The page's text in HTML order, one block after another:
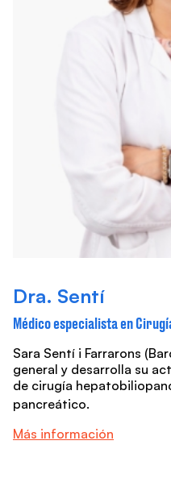
Dra. Sentí
Médico especialista en
Sara Sentí i Farrarons
general y desarrolla su
de cirugía
pancreático.
Más información